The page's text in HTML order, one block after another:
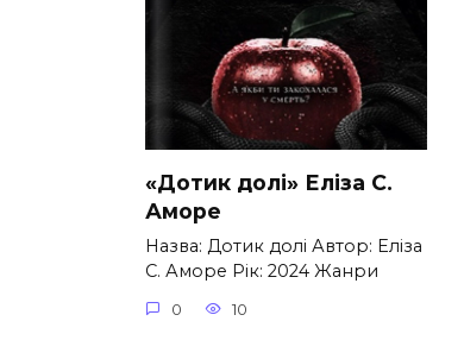
«Дотик долі» Еліза С.
Аморе
Назва: Дотик долі Автор: Еліза
С. Аморе Рік: 2024 Жанри
0 10